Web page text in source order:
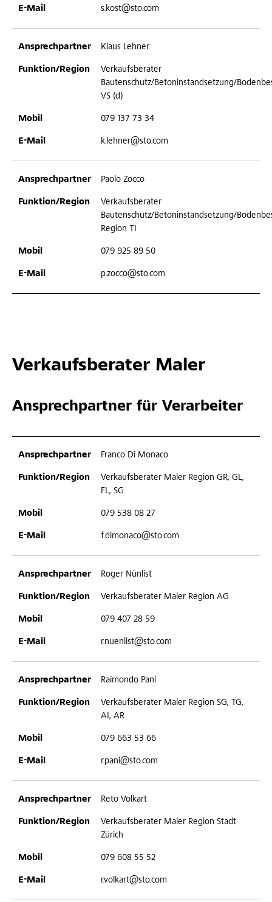
s.kost@sto.com
Klaus Lehner
Verkaufsberater
Bautenschutz/Betoninstandsetzung/
VS (d)
079 137 73 34
k.lehner@sto.com
Paolo Zocco
Verkaufsberater
Bautenschutz/Betoninstandsetzung/
Region TI
079 925 89 50
p.zocco@sto.com
Verkaufsberater Maler
Ansprechpartner für Verarbeiter
Franco Di Monaco
Verkaufsberater Maler Region GR, GL,
FL, SG
079 538 08 27
f.dimonaco@sto.com
Roger Nünlist
Verkaufsberater Maler Region AG
079 407 28 59
r.nuenlist@sto.com
Raimondo Pani
Verkaufsberater Maler Region SG, TG,
AI, AR
079 663 53 66
r.pani@sto.com
Reto Volkart
Verkaufsberater Maler Region Stadt
Zürich
079 608 55 52
r.volkart@sto.com